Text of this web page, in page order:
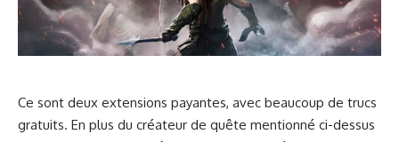
Ce sont deux extensions payantes, avec beaucoup de trucs
gratuits. En plus du créateur de quête mentionné ci-dessus